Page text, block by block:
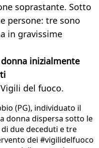
soprastante. Sotto
persone: tre sono
in gravissime
inizialmente
del fuoco.
(PG), individuato il
donna dispersa sotto le
due deceduti e tre
dei #vigilidelfuoco